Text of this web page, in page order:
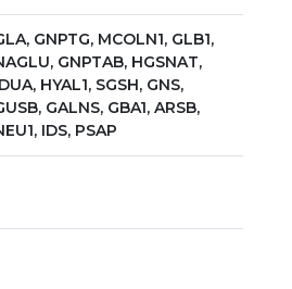
GNPTG, MCOLN1, GLB1,
GNPTAB, HGSNAT,
HYAL1, SGSH, GNS,
GALNS, GBA1, ARSB,
IDS, PSAP